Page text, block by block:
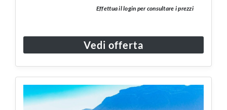
Effettua il login per consultare i prezzi
Vedi offerta